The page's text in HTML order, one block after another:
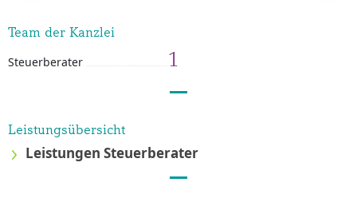
Team der Kanzlei
Steuerberater 1
Leistungsübersicht
Leistungen Steuerberater